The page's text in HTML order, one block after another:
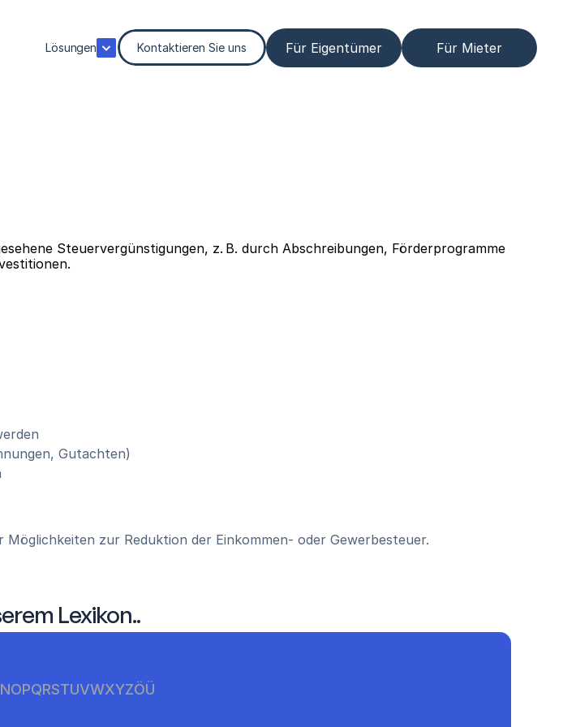
Steuervergünstigungen, z. B. durch Abschreibungen, Förderprogramme
Gutachten)
zur Reduktion der Einkommen- oder Gewerbesteuer.
Lexikon..
NOPQRSTUVWXYZÖÜ
Lösungen Kontaktieren Sie uns Für Eigentümer Für Mieter